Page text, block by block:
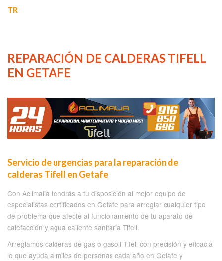
TR
REPARACIÓN DE CALDERAS TIFELL
EN GETAFE
Servicio de urgencias para la reparación de
calderas Tifell en Getafe
Con Aclimalia tendrás a tu disposición al mejor equipo de
especialistas certificados en Getafe para arreglar cualquier tipo
de problema que afecte al funcionamiento de tu aparato de
calefacción y agua caliente sanitaria Tifell.
Arreglamos calderas de gas o gasoil Tifell con precisión y eficacia
lo que ayuda a miles de personas cada año en Getafe y